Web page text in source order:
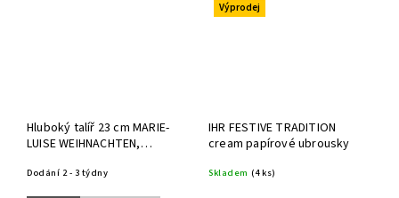
Hluboký talíř 23 cm MARIE-
LUISE WEIHNACHTEN,
Dodání 2 - 3 týdny
Výprodej
IHR FESTIVE TRADITION
cream papírové ubrousky
Skladem (4 ks)